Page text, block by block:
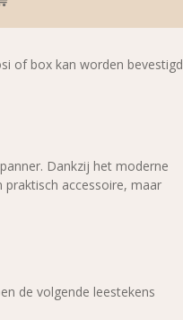
of box kan worden bevestigd
Dankzij het moderne
accessoire, maar
de volgende leestekens